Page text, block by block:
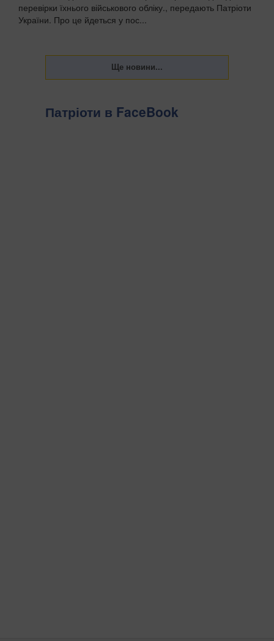
перевірки їхнього військового обліку., передають Патріоти
України. Про це йдеться у пос...
Патріоти в FaceBook